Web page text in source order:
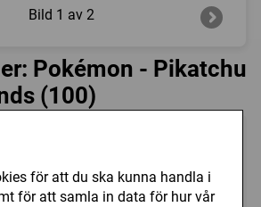
för att du ska kunna handla i
för att samla in data för hur vår
Bild 1 av 2
Pokémon - Pikatchu
(100)